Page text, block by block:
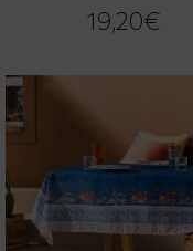
19,20€